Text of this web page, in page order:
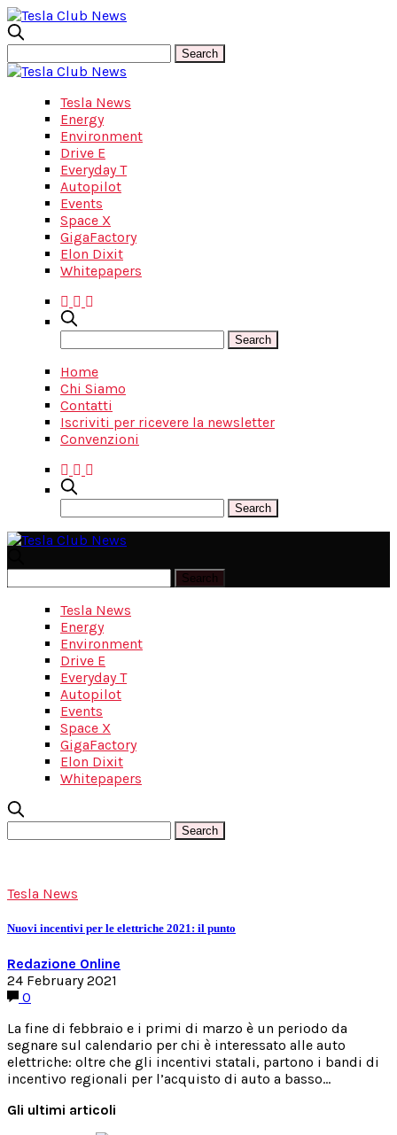
Tesla News
Energy
Environment
Drive E
Everyday T
Autopilot
Events
Space X
GigaFactory
Elon Dixit
Whitepapers
Home
Chi Siamo
Contatti
Iscriviti per ricevere la newsletter
Convenzioni
Tesla News
Energy
Environment
Drive E
Everyday T
Autopilot
Events
Space X
GigaFactory
Elon Dixit
Whitepapers
Tesla News
Nuovi incentivi per le elettriche 2021: il punto
Redazione Online
24 February 2021
0
La fine di febbraio e i primi di marzo è un periodo da
segnare sul calendario per chi è interessato alle auto
elettriche: oltre che gli incentivi statali, partono i bandi di
incentivo regionali per l’acquisto di auto a basso…
Gli ultimi articoli